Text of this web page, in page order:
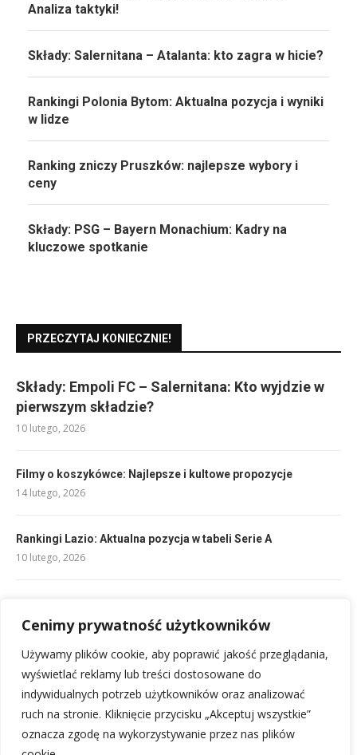
Cenimy prywatność użytkowników
Używamy plików cookie, aby poprawić jakość przeglądania,
wyświetlać reklamy lub treści dostosowane do
indywidualnych potrzeb użytkowników oraz analizować
ruch na stronie. Kliknięcie przycisku „Akceptuj wszystkie”
oznacza zgodę na wykorzystywanie przez nas plików
Analiza taktyki!
Składy: Salernitana – Atalanta: kto zagra w hicie?
Rankingi Polonia Bytom: Aktualna pozycja i wyniki
w lidze
Ranking zniczy Pruszków: najlepsze wybory i
ceny
Składy: PSG – Bayern Monachium: Kadry na
kluczowe spotkanie
PRZECZYTAJ KONIECZNIE!
Składy: Empoli FC – Salernitana: Kto wyjdzie w
pierwszym składzie?
10 lutego, 2026
Filmy o koszykówce: Najlepsze i kultowe propozycje
14 lutego, 2026
Rankingi Lazio: Aktualna pozycja w tabeli Serie A
10 lutego, 2026
13 lutego, 2026
Atakujący: Kto jest? Rodzaje, zagrożenia, obrona.
13 lutego, 2026